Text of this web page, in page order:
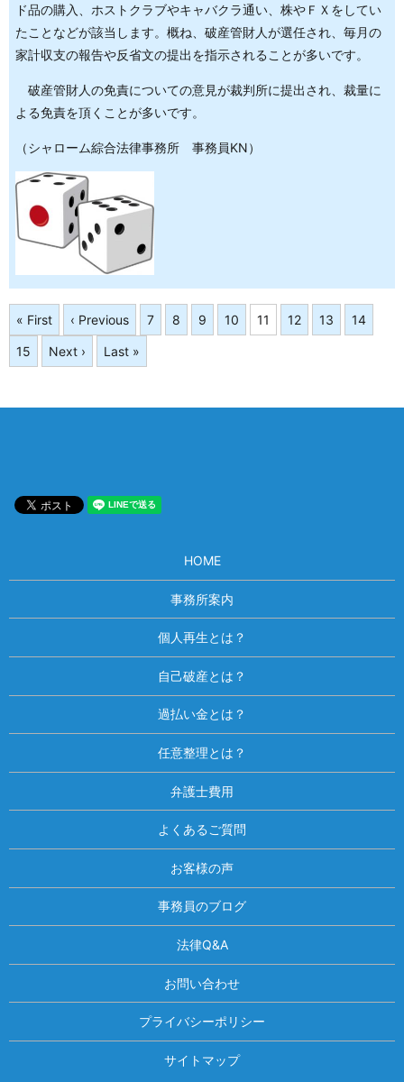
ド品の購入、ホストクラブやキャバクラ通い、株やＦＸをしてい
たことなどが該当します。概ね、破産管財人が選任され、毎月の
家計収支の報告や反省文の提出を指示されることが多いです。
破産管財人の免責についての意見が裁判所に提出され、裁量に
よる免責を頂くことが多いです。
（シャローム綜合法律事務所 事務員KN）
« First ‹ Previous 7 8 9 10 11 12 13 14
15 Next › Last »
HOME
事務所案内
個人再生とは？
自己破産とは？
過払い金とは？
任意整理とは？
弁護士費用
よくあるご質問
お客様の声
事務員のブログ
法律Q&A
お問い合わせ
プライバシーポリシー
サイトマップ